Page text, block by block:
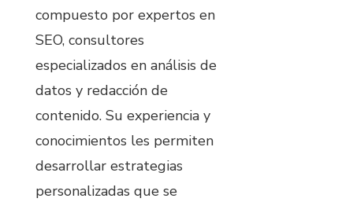
compuesto por expertos en
SEO, consultores
especializados en análisis de
datos y redacción de
contenido. Su experiencia y
conocimientos les permiten
desarrollar estrategias
personalizadas que se